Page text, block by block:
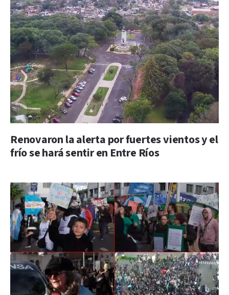
Renovaron la alerta por fuertes vientos y el
frío se hará sentir en Entre Ríos